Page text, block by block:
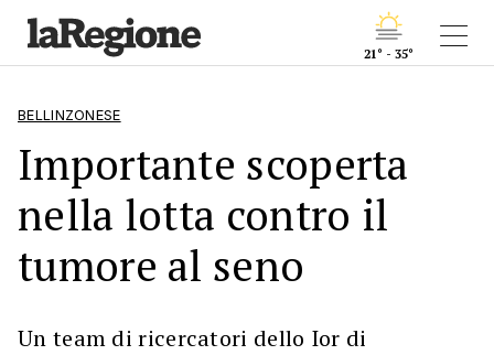
21° - 35°
BELLINZONESE
Importante scoperta
nella lotta contro il
tumore al seno
Un team di ricercatori dello Ior di